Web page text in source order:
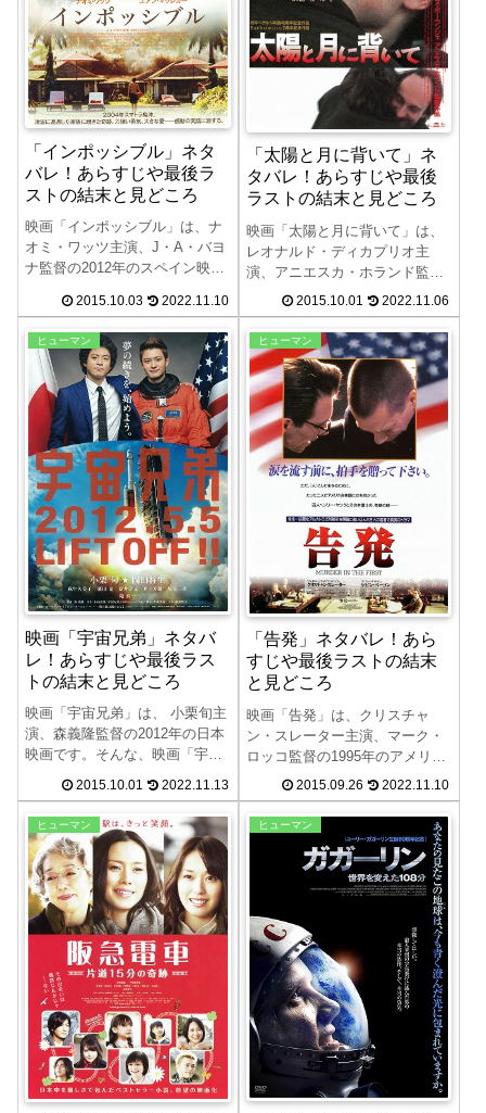
「インポッシブル」ネタ
バレ！あらすじや最後ラ
ストの結末と見どころ
映画「インポッシブル」は、ナ
オミ・ワッツ主演、J・A・バヨ
ナ監督の2012年のスペイン映画
ル」のネタバレ、あらすじや最
後ラストの結末、見所について
紹介します。2004年に起きた、
スマトラ島沖地震の津波に巻き
込まれたスペイン人一家の実話
から作られた映画です。
2015.10.03 2022.11.10
「太陽と月に背いて」ネ
タバレ！あらすじや最後
ラストの結末と見どころ
映画「太陽と月に背いて」は、
レオナルド・ディカプリオ主
演、アニエスカ・ホランド監督
の1995年のイギリス映画です。
この映画「太陽と月に背いて」
のネタバレ、あらすじや最後ラ
ストの結末、見所について紹介
します。原作はクリストファ
ー・ハンプトンの戯曲です。
2015.10.01 2022.11.06
ヒューマン
映画「宇宙兄弟」ネタバ
レ！あらすじや最後ラス
トの結末と見どころ
映画「宇宙兄弟」は、 小栗旬主
演、森義隆監督の2012年の日本
映画です。そんな、映画「宇宙
兄弟」のネタバレ、あらすじや
最後ラスト、結末、見所につい
て紹介します。原作は、小山宙
哉のマンガ「宇宙兄弟」で、ア
ニメ化もされている人気作品で
す。JAXA全面協力での撮影も
話題になりました。
2015.10.01 2022.11.13
ヒューマン
「告発」ネタバレ！あら
すじや最後ラストの結末
と見どころ
映画「告発」は、クリスチャ
ン・スレーター主演、マーク・
ロッコ監督の1995年のアメリカ
映画です。この映画「告発」の
ネタバレ、あらすじや最後ラス
トの結末、見所について紹介し
ます。ケヴィン・ベーコンは、
この作品で放送映画批評家協会
の主演男優賞を受賞していま
2015.09.26 2022.11.10
ヒューマン ヒューマン